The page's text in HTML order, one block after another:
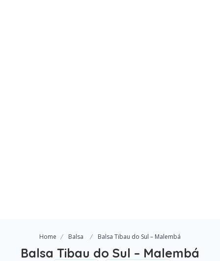
Home Balsa Balsa Tibau do Sul – Malembá
Balsa Tibau do Sul – Malembá